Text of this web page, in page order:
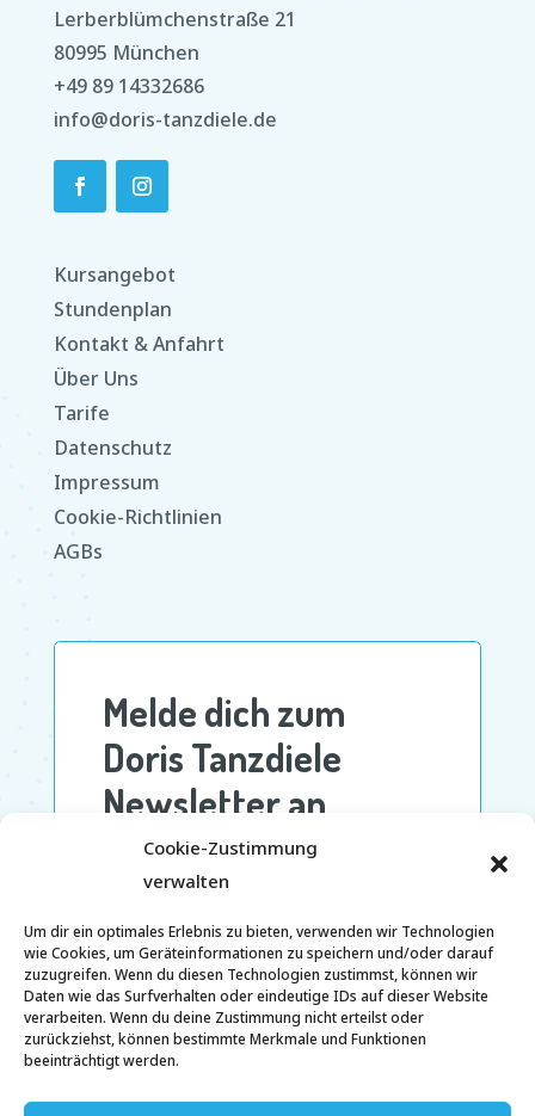
Cookie-Zustimmung
verwalten
Um dir ein optimales Erlebnis zu bieten, verwenden wir Technologien
wie Cookies, um Geräteinformationen zu speichern und/oder darauf
zuzugreifen. Wenn du diesen Technologien zustimmst, können wir
Daten wie das Surfverhalten oder eindeutige IDs auf dieser Website
verarbeiten. Wenn du deine Zustimmung nicht erteilst oder
zurückziehst, können bestimmte Merkmale und Funktionen
beeinträchtigt werden.
Lerberblümchenstraße 21
80995 München
+49 89 14332686
info@doris-tanzdiele.de
Kursangebot
Stundenplan
Kontakt & Anfahrt
Über Uns
Tarife
Datenschutz
Impressum
Cookie-Richtlinien
AGBs